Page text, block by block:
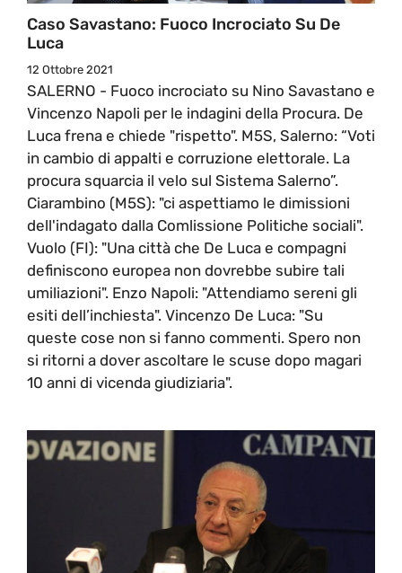
Caso Savastano: Fuoco Incrociato Su De
Luca
12 Ottobre 2021
SALERNO - Fuoco incrociato su Nino Savastano e
Vincenzo Napoli per le indagini della Procura. De
Luca frena e chiede "rispetto". M5S, Salerno: “Voti
in cambio di appalti e corruzione elettorale. La
procura squarcia il velo sul Sistema Salerno”.
Ciarambino (M5S): "ci aspettiamo le dimissioni
dell'indagato dalla Comlissione Politiche sociali".
Vuolo (FI): "Una città che De Luca e compagni
definiscono europea non dovrebbe subire tali
umiliazioni". Enzo Napoli: "Attendiamo sereni gli
esiti dell’inchiesta". Vincenzo De Luca: "Su
queste cose non si fanno commenti. Spero non
si ritorni a dover ascoltare le scuse dopo magari
10 anni di vicenda giudiziaria".